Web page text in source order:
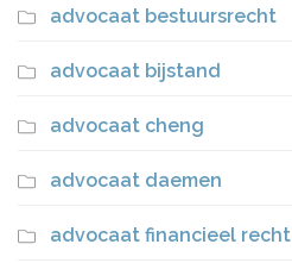
advocaat bestuursrecht
advocaat bijstand
advocaat cheng
advocaat daemen
advocaat financieel recht